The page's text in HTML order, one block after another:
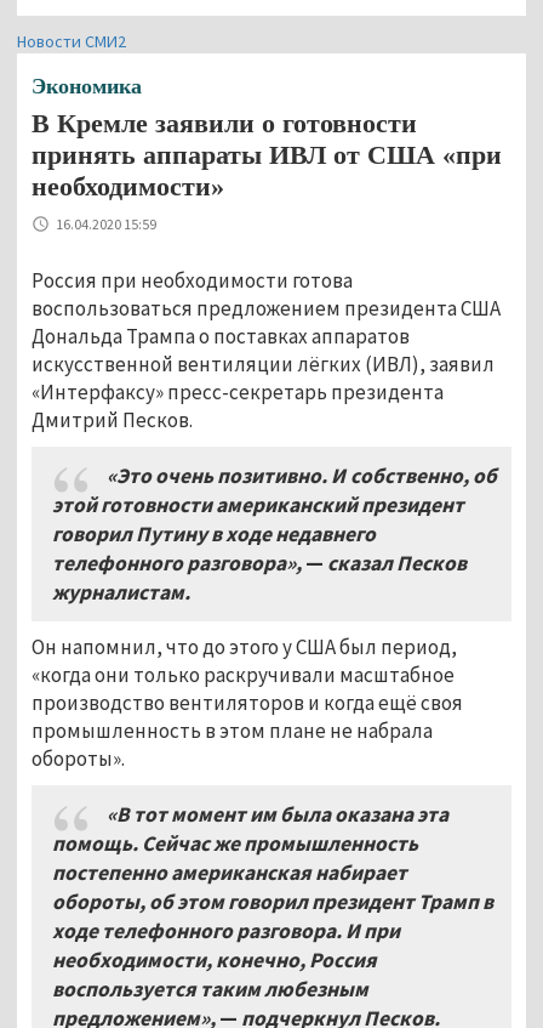
Новости СМИ2
Экономика
В Кремле заявили о готовности
принять аппараты ИВЛ от США «при
необходимости»
16.04.2020 15:59
Россия при необходимости готова
воспользоваться предложением президента США
Дональда Трампа о поставках аппаратов
искусственной вентиляции лёгких (ИВЛ), заявил
«Интерфаксу» пресс-секретарь президента
Дмитрий Песков.
«Это очень позитивно.Исобственно,об
этой готовности американский президент
говорил Путину в ходе недавнего
телефонного разговора»,— сказал Песков
журналистам.
Он напомнил, что до этого у США был период,
«когда они только раскручивали масштабное
производство вентиляторов и когда ещё своя
промышленность в этом плане не набрала
обороты».
«В тот момент им была оказана эта
помощь. Сейчас же промышленность
постепенно американская набирает
обороты,об этом говорил президент Трамп в
ходе телефонного разговора. И при
необходимости, конечно,Россия
воспользуется таким любезным
предложением»,— подчеркнул Песков.